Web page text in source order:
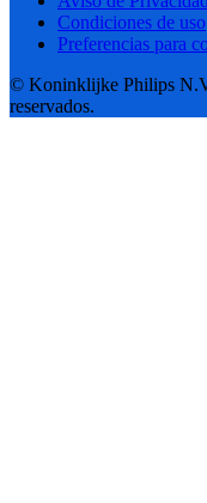
Condiciones de uso
Preferencias para
© Koninklijke Philips
reservados.